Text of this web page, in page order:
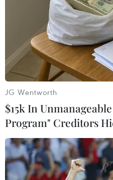
JG Wentworth
$15k In
Program" Creditors